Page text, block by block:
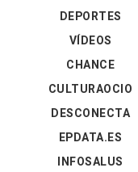
DEPORTES
VÍDEOS
CHANCE
CULTURAOCIO
DESCONECTA
EPDATA.ES
INFOSALUS